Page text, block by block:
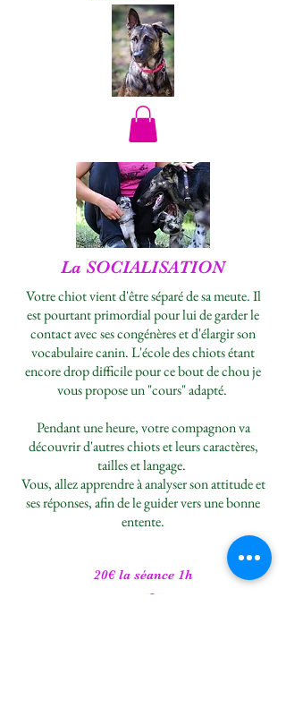
La SOCIALISATION
Votre chiot vient d'être séparé de sa meute. Il
est pourtant primordial pour lui de garder le
contact avec ses congénères et d'élargir son
vocabulaire canin. L'école des chiots étant
encore drop difficile pour ce bout de chou je
vous propose un "cours" adapté.
Pendant une heure, votre compagnon va
découvrir d'autres chiots et leurs caractères,
tailles et langage.
Vous, allez apprendre à analyser son attitude et
ses réponses, afin de le guider vers une bonne
entente.
20€ la séance 1h